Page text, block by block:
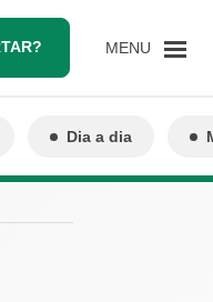
MENU
Dia a dia